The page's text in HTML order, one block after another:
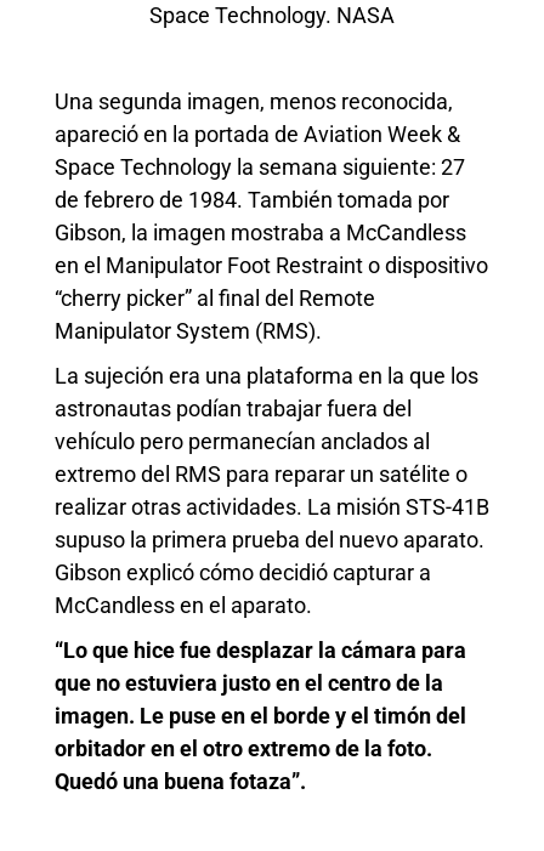
Space Technology. NASA
Una segunda imagen, menos reconocida,
apareció en la portada de Aviation Week &
Space Technology la semana siguiente: 27
de febrero de 1984. También tomada por
Gibson, la imagen mostraba a McCandless
en el Manipulator Foot Restraint o dispositivo
“cherry picker” al final del Remote
Manipulator System (RMS).
La sujeción era una plataforma en la que los
astronautas podían trabajar fuera del
vehículo pero permanecían anclados al
extremo del RMS para reparar un satélite o
realizar otras actividades. La misión STS-41B
supuso la primera prueba del nuevo aparato.
Gibson explicó cómo decidió capturar a
McCandless en el aparato.
“Lo que hice fue desplazar la cámara para
que no estuviera justo en el centro de la
imagen. Le puse en el borde y el timón del
orbitador en el otro extremo de la foto.
Quedó una buena fotaza”.